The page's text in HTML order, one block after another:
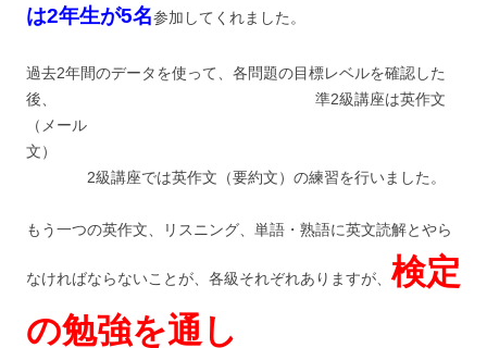
は2年生が5名参加してくれました。
過去2年間のデータを使って、各問題の目標レベルを確認した
後、 準2級講座は英作文
（メール
文）
2級講座では英作文（要約文）の練習を行いました。
もう一つの英作文、リスニング、単語・熟語に英文読解とやら
なければならないことが、各級それぞれありますが、 検定
の勉強を通し